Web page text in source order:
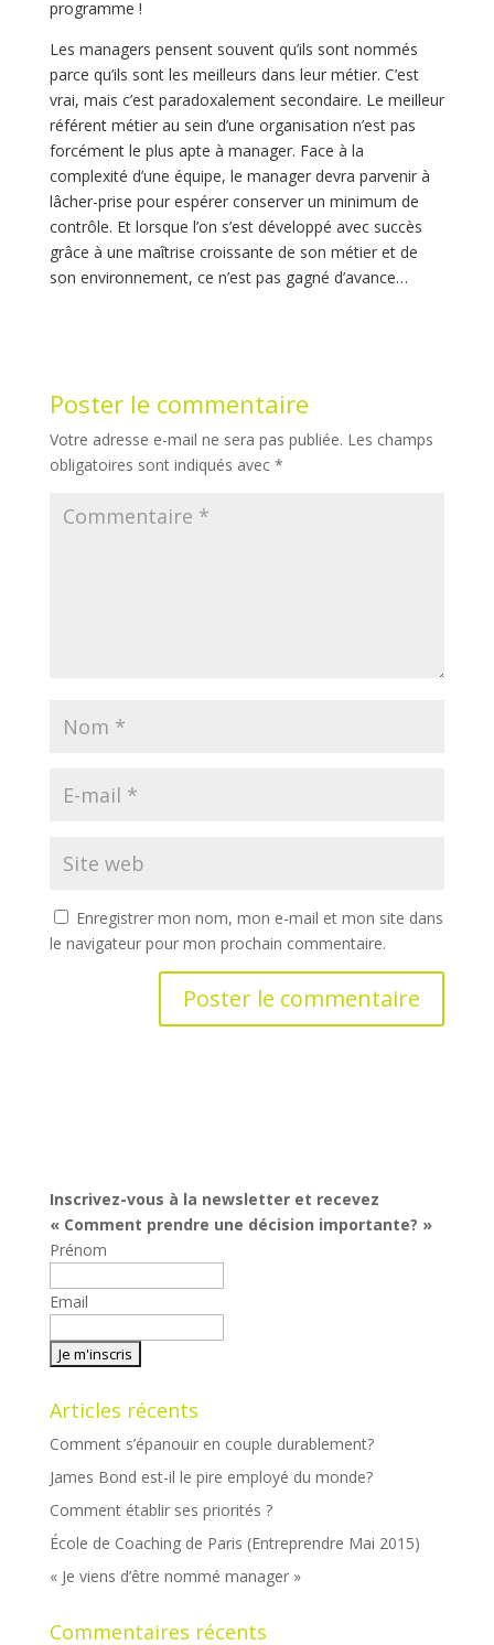
programme !
Les managers pensent souvent qu’ils sont nommés
parce qu’ils sont les meilleurs dans leur métier. C’est
vrai, mais c’est paradoxalement secondaire. Le meilleur
référent métier au sein d’une organisation n’est pas
forcément le plus apte à manager. Face à la
complexité d’une équipe, le manager devra parvenir à
lâcher-prise pour espérer conserver un minimum de
contrôle. Et lorsque l’on s’est développé avec succès
grâce à une maîtrise croissante de son métier et de
son environnement, ce n’est pas gagné d’avance…
Poster le commentaire
Votre adresse e-mail ne sera pas publiée. Les champs
obligatoires sont indiqués avec *
Enregistrer mon nom, mon e-mail et mon site dans
le navigateur pour mon prochain commentaire.
Inscrivez-vous à la newsletter et recevez
« Comment prendre une décision importante? »
Prénom
Email
Articles récents
Comment s’épanouir en couple durablement?
James Bond est-il le pire employé du monde?
Comment établir ses priorités ?
École de Coaching de Paris (Entreprendre Mai 2015)
« Je viens d’être nommé manager »
Commentaires récents